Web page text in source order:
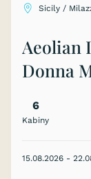
Sicily /
Aeolian
Donna
6
Kabiny
15.08.2026 -